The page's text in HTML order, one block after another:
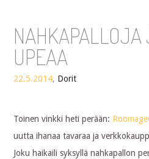
NAHKAPALLOJA
UPEAA
22.5.2014, Dorit
Toinen vinkki heti perään:
uutta ihanaa tavaraa ja
Joku haikaili syksyllä nahkapallon